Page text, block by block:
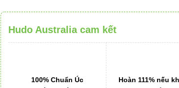
Hudo Australia cam kết